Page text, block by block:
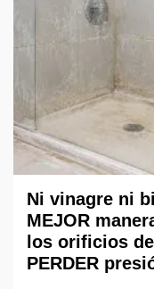
Ni vinagre ni
MEJOR
los orificios
PERDER